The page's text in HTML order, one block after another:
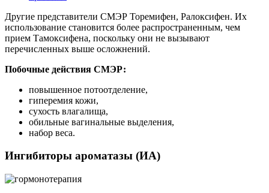
Другие представители СМЭР Торемифен, Ралоксифен. Их
использование становится более распространенным, чем
прием Тамоксифена, поскольку они не вызывают
перечисленных выше осложнений.
Побочные действия СМЭР:
повышенное потоотделение,
гиперемия кожи,
сухость влагалища,
обильные вагинальные выделения,
набор веса.
Ингибиторы ароматазы (ИА)